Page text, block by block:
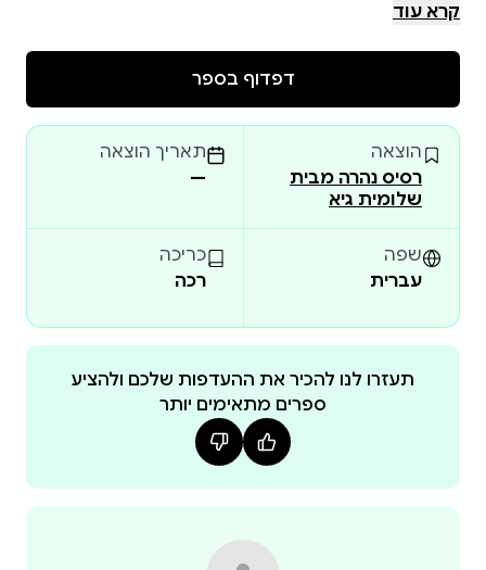
קרא עוד
דפדוף בספר
הוצאה
רסיס נהרה מבית
שלומית גיא
תאריך הוצאה
—
שפה
עברית
כריכה
רכה
תעזרו לנו להכיר את ההעדפות שלכם ולהציע
ספרים מתאימים יותר